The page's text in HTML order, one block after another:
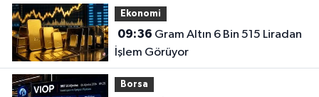
Ekonomi
09:36
İşlem Görüyor
Borsa